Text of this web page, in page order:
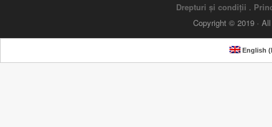
Drepturi și condiții .
Copyright © 2019 ·
English (